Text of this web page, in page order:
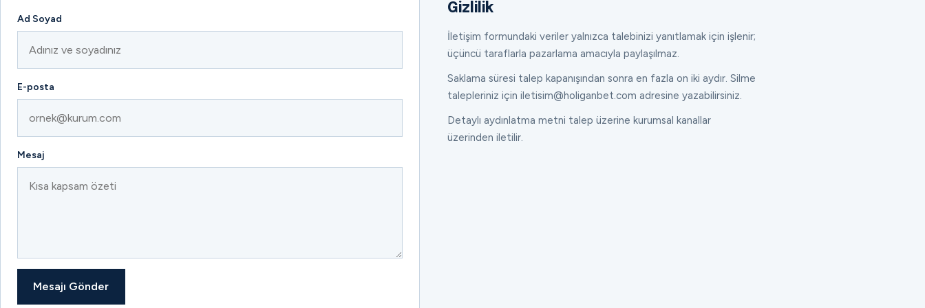
Ad Soyad
E-posta
Mesaj
Mesajı Gönder
Gizlilik
İletişim formundaki veriler yalnızca talebinizi yanıtlamak için işlenir;
üçüncü taraflarla pazarlama amacıyla paylaşılmaz.
Saklama süresi talep kapanışından sonra en fazla on iki aydır. Silme
talepleriniz için iletisim@holiganbet.com adresine yazabilirsiniz.
Detaylı aydınlatma metni talep üzerine kurumsal kanallar
üzerinden iletilir.